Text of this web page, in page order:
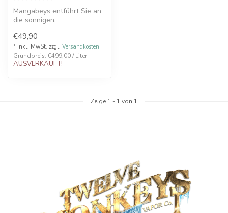
Mangabeys entführt Sie an
die sonnigen,
Karibik.
Dies...
€49,90
* Inkl. MwSt. zzgl. Versandkosten
Grundpreis: €499,00 / Liter
AUSVERKAUFT!
Zeige 1 - 1 von 1